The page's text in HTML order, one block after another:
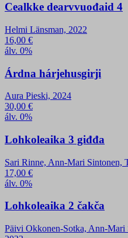
Cealkke dearvvuođaid 4
Helmi Länsman, 2022
16,00 €
álv. 0%
Árdna hárjehusgirji
Aura Pieski, 2024
30,00 €
álv. 0%
Lohkoleaika 3 giđđa
Sari Rinne, Ann-Mari Sintonen,
17,00 €
álv. 0%
Lohkoleaika 2 čakča
Päivi Okkonen-Sotka, Ann-